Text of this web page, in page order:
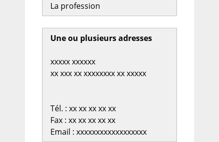
La profession
Une ou plusieurs adresses
xxxxx xxxxxx
xx xxx xx xxxxxxxx xx xxxxx
Tél. : xx xx xx xx xx
Fax : xx xx xx xx xx
Email : xxxxxxxxxxxxxxxxxx